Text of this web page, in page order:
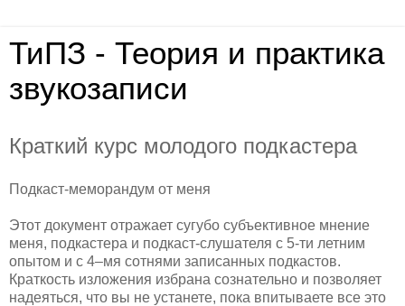
ТиПЗ - Теория и практика
звукозаписи
Краткий курс молодого подкастера
Подкаст-меморандум от меня
Этот документ отражает сугубо субъективное мнение
меня, подкастера и подкаст-слушателя с 5-ти летним
опытом и с 4–мя сотнями записанных подкастов.
Краткость изложения избрана сознательно и позволяет
надеяться, что вы не устанете, пока впитываете все это